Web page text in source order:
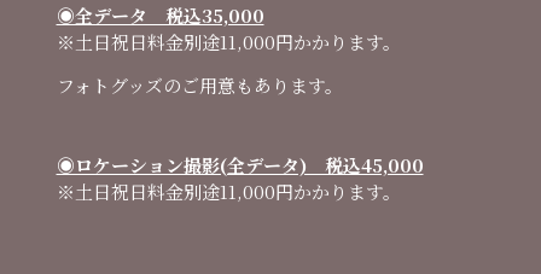
◉全データ 税込35,000
※土日祝日料金別途11,000円かかります。
フォトグッズのご用意もあります。
◉ロケーション撮影(全データ) 税込45,000
※土日祝日料金別途11,000円かかります。